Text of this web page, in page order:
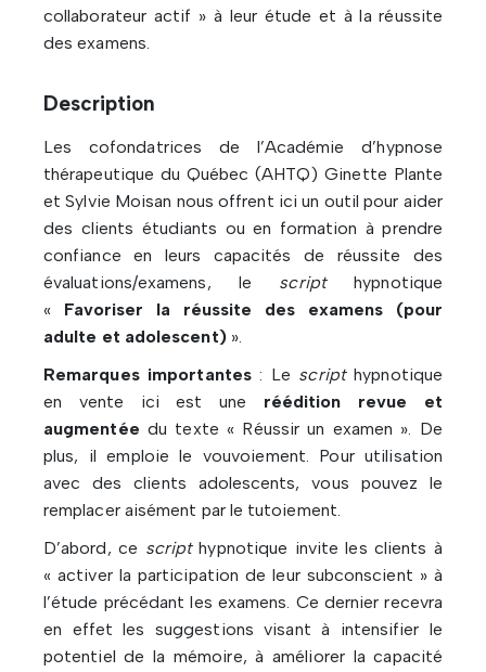
collaborateur actif » à leur étude et à la réussite
des examens.
Description
Les cofondatrices de l’Académie d’hypnose
thérapeutique du Québec (AHTQ) Ginette Plante
et Sylvie Moisan nous offrent ici un outil pour aider
des clients étudiants ou en formation à prendre
confiance en leurs capacités de réussite des
évaluations/examens, le scripthypnotique
« Favoriser la réussite des examens (pour
adulte et adolescent) ».
Remarques importantes: Le scripthypnotique
en vente ici est une réédition revue et
augmentée du texte « Réussir un examen ». De
plus, il emploie le vouvoiement. Pour utilisation
avec des clients adolescents, vous pouvez le
remplacer aisément par le tutoiement.
D’abord, ce scripthypnotique invite les clients à
« activer la participation de leur subconscient » à
l’étude précédant les examens. Ce dernier recevra
en effet les suggestions visant à intensifier le
potentiel de la mémoire, à améliorer la capacité